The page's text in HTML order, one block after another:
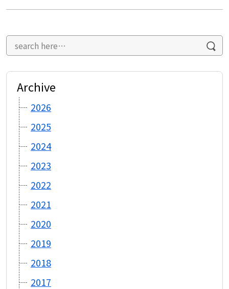
Archive
2026
2025
2024
2023
2022
2021
2020
2019
2018
2017